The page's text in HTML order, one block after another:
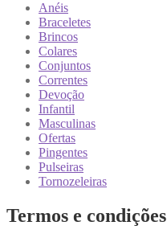
Anéis
Braceletes
Brincos
Colares
Conjuntos
Correntes
Devoção
Infantil
Masculinas
Ofertas
Pingentes
Pulseiras
Tornozeleiras
Termos e condições